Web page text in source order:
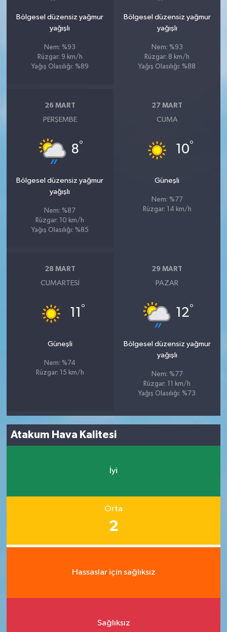
Bölgesel düzensiz yağmur
yağışlı
Nem: %93
Rüzgar: 9 km/h
Yağış Olasılığı: %89
Bölgesel düzensiz yağmur
yağışlı
Nem: %93
Rüzgar: 8 km/h
Yağış Olasılığı: %88
26 MART
PERŞEMBE
8°
Bölgesel düzensiz yağmur
yağışlı
Nem: %87
Rüzgar: 10 km/h
Yağış Olasılığı: %85
27 MART
CUMA
10°
Güneşli
Nem: %77
Rüzgar: 14 km/h
28 MART
CUMARTESI
11 °
Güneşli
Nem: %74
Rüzgar: 15 km/h
29 MART
PAZAR
12°
Bölgesel düzensiz yağmur
yağışlı
Nem: %77
Rüzgar: 11 km/h
Yağış Olasılığı: %73
Atakum Hava Kalitesi
İyi
Orta
2
Hassaslar için sağlıksız
Sağlıksız